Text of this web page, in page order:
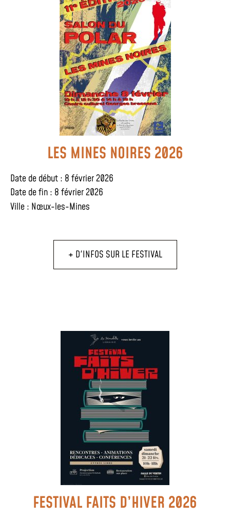
LES MINES NOIRES 2026
Date de début : 8 février 2026
Date de fin : 8 février 2026
Ville : Nœux-les-Mines
+ D'INFOS SUR LE FESTIVAL
FESTIVAL FAITS D’HIVER 2026